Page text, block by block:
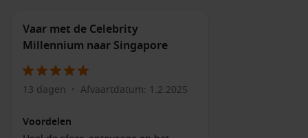
Hiking in het Rinjani National Park
reizigers biedt het Rinjani National Park uitdagende
spectaculaire uitzichten als beloning.
Watervallen verkennen: Bezoek prachtige watervallen
van Lombok. Deze watervallen zijn perfect voor een
Vaar met de Celebrity
Millennium naar Singapore
13 dagen • Afvaartdatum: 1.2.2025
Voordelen